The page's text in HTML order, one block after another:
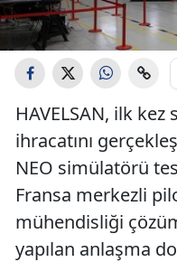
HAVELSAN, ilk
ihracatını
NEO simülatörü
Fransa merkezli
mühendisliği
yapılan anlaşma